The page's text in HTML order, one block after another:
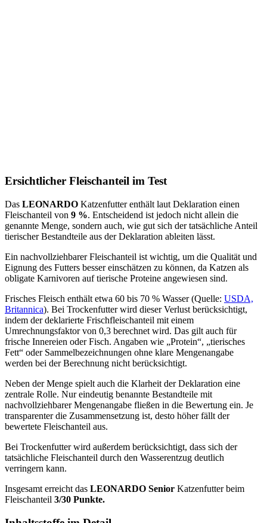
Ersichtlicher Fleischanteil im Test
Das LEONARDO Katzenfutterenthält laut Deklaration einen
Fleischanteil von 9 %. Entscheidend ist jedoch nicht allein die
genannte Menge, sondern auch, wie gut sich der tatsächliche Anteil
tierischer Bestandteile aus der Deklaration ableiten lässt.
Ein nachvollziehbarer Fleischanteil ist wichtig, um die Qualität und
Eignung des Futters besser einschätzen zu können, da Katzen als
obligate Karnivoren auf tierische Proteine angewiesen sind.
Frisches Fleisch enthält etwa 60 bis 70 % Wasser (Quelle: USDA,
Britannica). Bei Trockenfutter wird dieser Verlust berücksichtigt,
indem der deklarierte Frischfleischanteil mit einem
Umrechnungsfaktor von 0,3 berechnet wird. Das gilt auch für
frische Innereien oder Fisch. Angaben wie „Protein“, „tierisches
Fett“ oder Sammelbezeichnungen ohne klare Mengenangabe
werden bei der Berechnung nicht berücksichtigt.
Neben der Menge spielt auch die Klarheit der Deklaration eine
zentrale Rolle. Nur eindeutig benannte Bestandteile mit
nachvollziehbarer Mengenangabe fließen in die Bewertung ein. Je
transparenter die Zusammensetzung ist, desto höher fällt der
bewertete Fleischanteil aus.
Bei Trockenfutter wird außerdem berücksichtigt, dass sich der
tatsächliche Fleischanteil durch den Wasserentzug deutlich
verringern kann.
Insgesamt erreicht das LEONARDO Senior Katzenfutterbeim
Fleischanteil 3/30 Punkte.